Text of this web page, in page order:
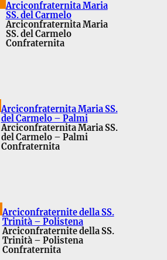
Arciconfraternita Maria
SS. del Carmelo
Arciconfraternita Maria
SS. del Carmelo
Confraternita
Arciconfraternita Maria SS.
del Carmelo – Palmi
Arciconfraternita Maria SS.
del Carmelo – Palmi
Confraternita
Arciconfraternite della SS.
Trinità – Polistena
Arciconfraternite della SS.
Trinità – Polistena
Confraternita